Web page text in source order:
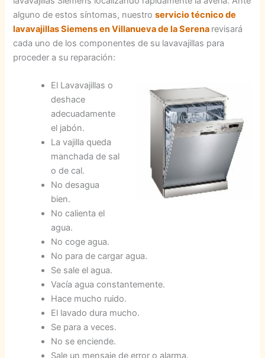
alguno de estos síntomas, nuestroservicio técnico de
lavavajillas Siemens en Villanueva de la Serena revisará
cada uno de los componentes de su lavavajillas para
proceder a su reparación:
El Lavavajillas o
deshace
adecuadamente
el jabón.
La vajilla queda
manchada de sal
o de cal.
No desagua
bien.
No calienta el
agua.
No coge agua.
No para de cargar agua.
Se sale el agua.
Vacía agua constantemente.
Hace mucho ruido.
El lavado dura mucho.
Se para a veces.
No se enciende.
Sale un mensaje de error o alarma.